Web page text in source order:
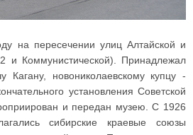
на пересечении улиц Алтайской и
и Коммунистической). Принадлежал
Кагану, новониколаевскому купцу -
установления Советской
и передан музею. С 1926
сибирские краевые союзы